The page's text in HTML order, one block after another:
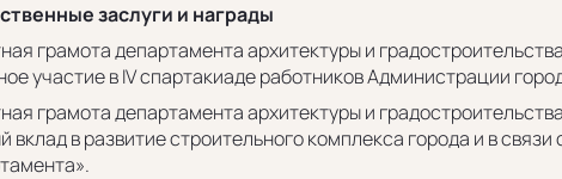
заслуги и награды
грамота департамента архитектуры и
участие в IV спартакиаде работников Администрации
грамота департамента архитектуры и
вклад в развитие строительного комплекса города и в